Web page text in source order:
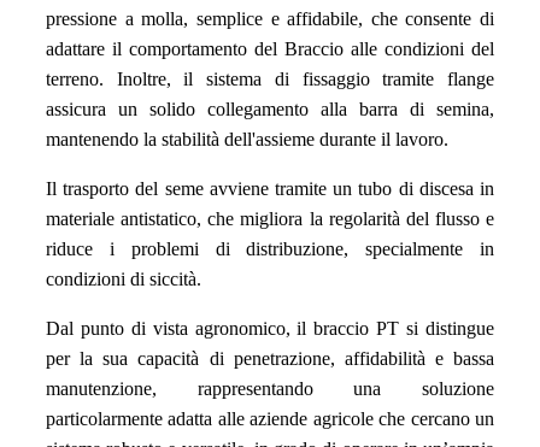
pressione a molla, semplice e affidabile, che consente di
adattare il comportamento del Braccio alle condizioni del
terreno. Inoltre, il sistema di fissaggio tramite flange
assicura un solido collegamento alla barra di semina,
mantenendo la stabilità dell'assieme durante il lavoro.
Il trasporto del seme avviene tramite un tubo di discesa in
materiale antistatico, che migliora la regolarità del flusso e
riduce i problemi di distribuzione, specialmente in
condizioni di siccità.
Dal punto di vista agronomico, il braccio PT si distingue
per la sua capacità di penetrazione, affidabilità e bassa
manutenzione, rappresentando una soluzione
particolarmente adatta alle aziende agricole che cercano un